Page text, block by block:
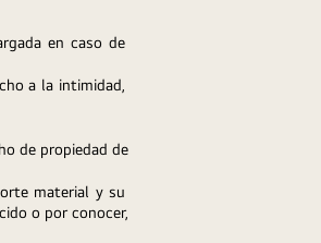
en caso de
a la intimidad,
de propiedad de
material y su
o por conocer,